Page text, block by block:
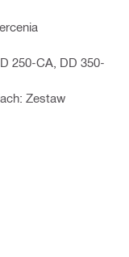
250-CA, DD 350-
Zestaw